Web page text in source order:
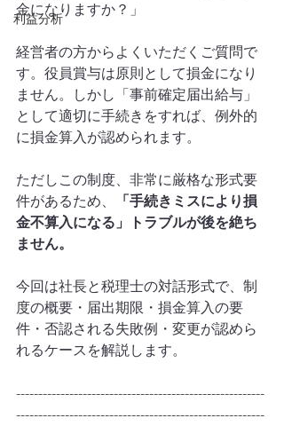
利益分析
金になりますか？」
経営者の方からよくいただくご質問で
す。役員賞与は原則として損金になり
ません。しかし「事前確定届出給与」
として適切に手続きをすれば、例外的
に損金算入が認められます。
ただしこの制度、非常に厳格な形式要
件があるため、
「手続きミスにより損
金不算入になる」トラブルが後を絶ち
ません。
今回は社長と税理士の対話形式で、制
度の概要・届出期限・損金算入の要
件・否認される失敗例・変更が認めら
れるケースを解説します。
--------------------------------------------------------
--------------------------------------------------------